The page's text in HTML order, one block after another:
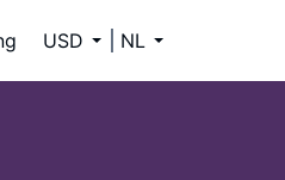
USD NL